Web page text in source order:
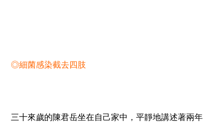
◎細菌感染截去四肢
三十來歲的陳君岳坐在自己家中，平靜地講述著兩年